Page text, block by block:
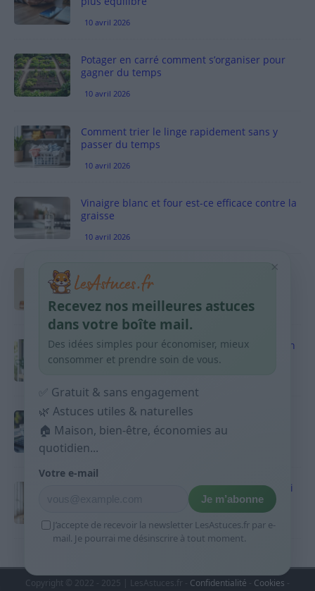
10 avril 2026
Potager en carré comment s’organiser pour
gagner du temps
10 avril 2026
Comment trier le linge rapidement sans y
passer du temps
10 avril 2026
Vinaigre blanc et four est-ce efficace contre la
graisse
10 avril 2026
Taches pigmentaires : routine simple +
habitudes qui aident
9 avril 2026
Produits ménagers : comment économiser en
courses sans acheter 10 sprays
Budget mensuel : méthode rapide pour
répartir son salaire dès le jour de paie
9 avril 2026
Sport 10 minutes par jour est-ce utile et quoi
9 avril 2026
Copyright © 2022 - 2025 | LesAstuces.fr - Confidentialité Cookies -
×
Recevez nos meilleures astuces
dans votre boîte mail.
Des idées simples pour économiser, mieux
consommer et prendre soin de vous.
✅ Gratuit & sans engagement
🌿 Astuces utiles & naturelles
🏠 Maison, bien-être, économies au
quotidien...
Votre e-mail
Je m’abonne
J’accepte de recevoir la newsletter LesAstuces.fr par e-
mail. Je pourrai me désinscrire à tout moment.